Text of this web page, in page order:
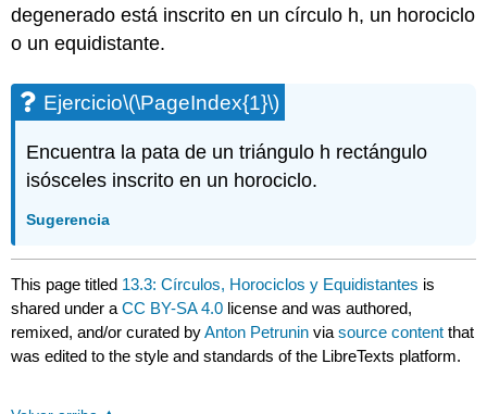
degenerado está inscrito en un círculo h, un horociclo
o un equidistante.
Ejercicio\(\PageIndex{1}\)
Encuentra la pata de un triángulo h rectángulo
isósceles inscrito en un horociclo.
Sugerencia
This page titled 13.3: Círculos, Horociclos y Equidistantes is
shared under aCC BY-SA 4.0 license and was authored,
remixed, and/or curated byAnton Petrunin viasource content that
was edited to the style and standards of the LibreTexts platform.